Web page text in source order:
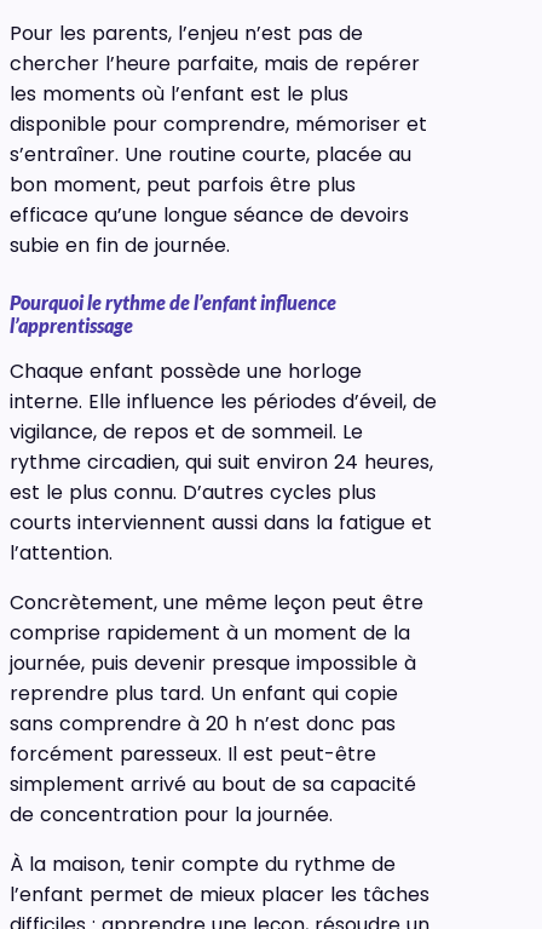
Pour les parents, l’enjeu n’est pas de
chercher l’heure parfaite, mais de repérer
les moments où l’enfant est le plus
disponible pour comprendre, mémoriser et
s’entraîner. Une routine courte, placée au
bon moment, peut parfois être plus
efficace qu’une longue séance de devoirs
subie en fin de journée.
Pourquoi le rythme de l’enfant influence
l’apprentissage
Chaque enfant possède une horloge
interne. Elle influence les périodes d’éveil, de
vigilance, de repos et de sommeil. Le
rythme circadien, qui suit environ 24 heures,
est le plus connu. D’autres cycles plus
courts interviennent aussi dans la fatigue et
l’attention.
Concrètement, une même leçon peut être
comprise rapidement à un moment de la
journée, puis devenir presque impossible à
reprendre plus tard. Un enfant qui copie
sans comprendre à 20 h n’est donc pas
forcément paresseux. Il est peut-être
simplement arrivé au bout de sa capacité
de concentration pour la journée.
À la maison, tenir compte du rythme de
l’enfant permet de mieux placer les tâches